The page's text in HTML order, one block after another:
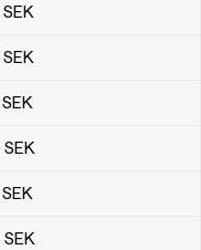
SEK
SEK
SEK
SEK
SEK
SEK